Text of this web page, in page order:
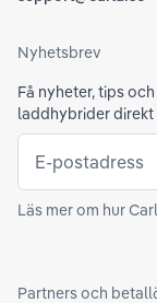
Nyhetsbrev
Få nyheter, tips
laddhybrider direkt
E-postadress
Läs mer om hur
Partners och